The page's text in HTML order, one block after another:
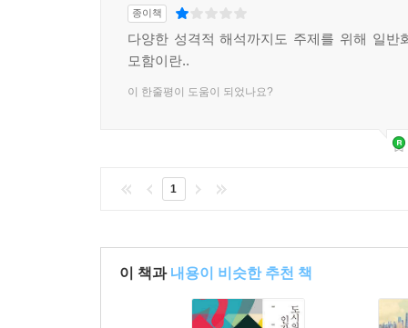
종이책
다양한 성격적 해석까지도 주제를 위해 일반
모함이란..
이 한줄평이 도움이 되었나요?
1
이 책과 내용이 비슷한 추천 책